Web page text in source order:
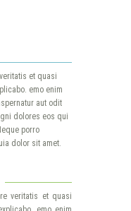
et quasi
emo enim
aut odit
dolores eos qui
porro
dolor sit amet.
veritatis et quasi